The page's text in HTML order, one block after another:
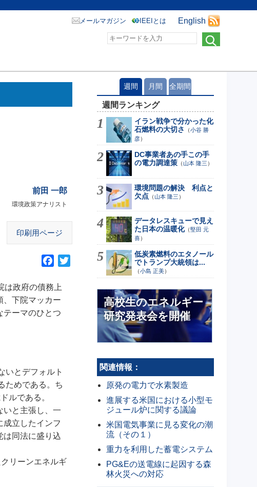
English
メールマガジン IEEIとは
前田 一郎
環境政策アナリスト
印刷用ページ
c
e
b
は政府の債務上
、下院マッカー
テーマのひとつ
いとデフォルト
ためである。ち
ルである。
と主張し、一
成立したインフ
は同法に盛り込
リーンエネルギ
週間 月間 全期間
週間ランキング
イラン戦争で分かった化
石燃料の大切さ
（小谷 勝
彦）
DC事業者あの手この手
の電力調達策 （山本 隆三 ）
環境問題の解決 利点と
欠点 （山本 隆三 ）
データレスキューで見え
た日本の温暖化（堅田 元
喜）
低炭素燃料のエタノール
でトランプ大統領は...
（小島 正美）
高校生のエネルギー
研究発表会を開催
関連情報：
原発の電力で水素製造
進展する米国における小型モ
ジュール炉に関する議論
米国電気事業に見る変化の潮
流（その１）
重力を利用した蓄電システム
PG&Eの送電線に起因する森
林火災への対応